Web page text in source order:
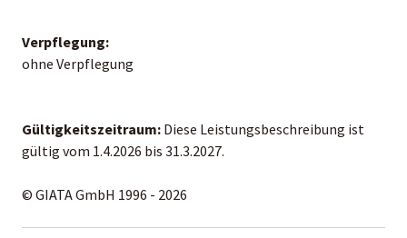
Verpflegung:
ohne Verpflegung
Gültigkeitszeitraum: Diese Leistungsbeschreibung ist
gültig vom 1.4.2026 bis 31.3.2027.
© GIATA GmbH 1996 - 2026